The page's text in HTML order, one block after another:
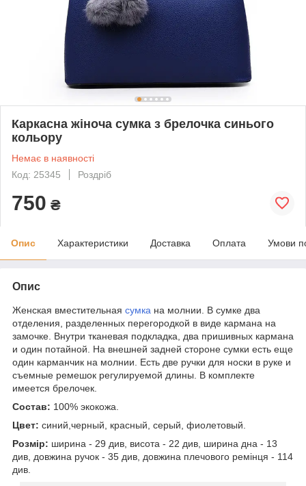
Каркасна жіноча сумка з брелочка синього
кольору
Немає в наявності
Код: 25345
Роздріб
750 ₴
Опис Характеристики Доставка Оплата Умови
Опис
Женская вместительная сумка на молнии. В сумке два
отделения, разделенных перегородкой в виде кармана на
замочке. Внутри тканевая подкладка, два пришивных кармана
и один потайной. На внешней задней стороне сумки есть еще
один карманчик на молнии. Есть две ручки для носки в руке и
съемные ремешок регулируемой длины. В комплекте
имеется брелочек.
Состав: 100% экокожа.
Цвет: синий,черный, красный, серый, фиолетовый.
Розмір: ширина - 29 див, висота - 22 див, ширина дна - 13
див, довжина ручок - 35 див, довжина плечового ремінця - 114
див.